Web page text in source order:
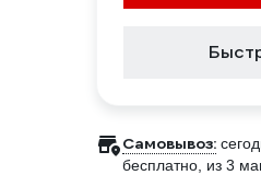
Самовывоз:
бесплатно , из 3